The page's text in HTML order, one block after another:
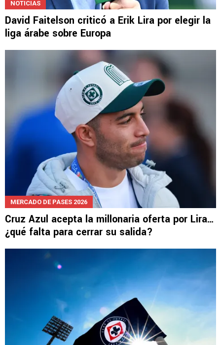
David Faitelson criticó a Erik Lira por elegir la
liga árabe sobre Europa
Cruz Azul acepta la millonaria oferta por Lira…
¿qué falta para cerrar su salida?